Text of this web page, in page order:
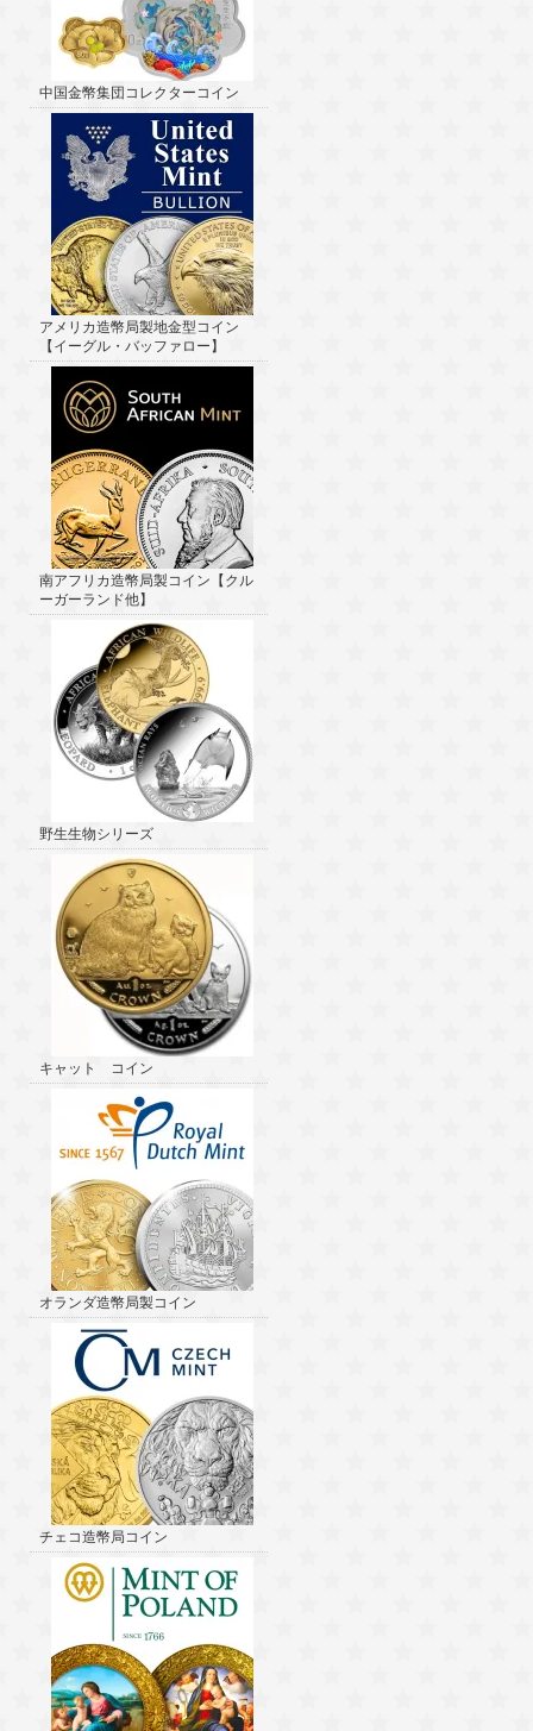
中国金幣集団コレクターコイン
アメリカ造幣局製地金型コイン
【イーグル・バッファロー】
南アフリカ造幣局製コイン【クル
ーガーランド他】
野生生物シリーズ
キャット コイン
オランダ造幣局製コイン
チェコ造幣局コイン